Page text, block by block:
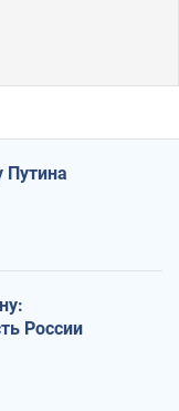
Путина
России